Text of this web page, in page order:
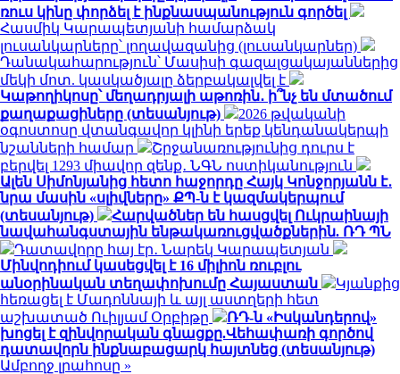
ռուս կինը փորձել է ինքնասպանություն գործել
Հասմիկ Կարապետյանի համարձակ
լուսանկարները՝ լողավազանից (լուսանկարներ)
Դանակահարություն՝ Մասիսի գազալցակայաններից
մեկի մոտ. կասկածյալը ձերբակալվել է
Կաթողիկոսը՝ մեղադրյալի աթոռին․ ի՞նչ են մտածում
քաղաքացիները (տեսանյութ)
2026 թվականի
օգոստոսը վտանգավոր կլինի երեք կենդանակերպի
նշանների համար
Շրջանառությունից դուրս է
բերվել 1293 միավոր զենք․ ՆԳՆ ոստիկանություն
Ալեն Սիմոնյանից հետո հաջորդը Հայկ Կոնջորյանն է․
նրա մասին «սլիվները» ՔՊ-ն է կազմակերպում
(տեսանյութ)
Հարվածներ են հասցվել Ուկրաինայի
նավահանգստային ենթակառուցվածքներին. ՌԴ ՊՆ
Դատավորը հայ էր․ Նարեկ Կարապետյան
Մինվոդիում կասեցվել է 16 միլիոն ռուբլու
անօրինական տեղափոխումը Հայաստան
Կյանքից
հեռացել է Մադոննայի և այլ աստղերի հետ
աշխատած Ուիլյամ Օրբիթը
ՌԴ-ն «Իսկանդերով»
խոցել է զինվորական գնացքը.Վեհափառի գործով
դատավորն ինքնաբացարկ հայտնեց (տեսանյութ)
Ամբողջ լրահոսը »